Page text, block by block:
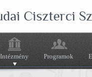
Ciszterci
Intézmény Programok